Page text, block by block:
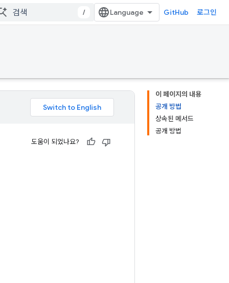
/ GitHub 로그인
이 페이지의 내용
공개 방법
상속된 메서드
공개 방법
도움이 되었나요?